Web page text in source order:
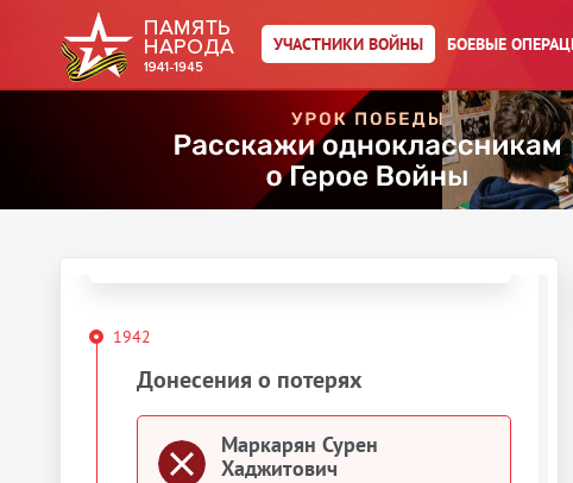
УЧАСТНИКИ ВОЙНЫ БОЕВЫЕ
Хаджитович
Год рождения:
Скачать документы
1942
Донесения о потерях
Маркарян Сурен
Хаджитович